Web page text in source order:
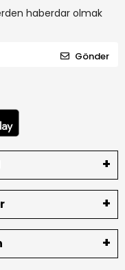
haberdar olmak
Gönder